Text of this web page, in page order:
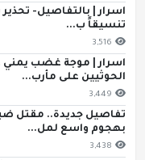
اسرار | بالتفاصيل-
تنسيقاً ب...
3,516
اسرار | موجة غضب يمني
الحوثيين على مأرب...
3,449
تفاصيل جديدة.. مقتل
بهجوم واسع لمل...
3,438